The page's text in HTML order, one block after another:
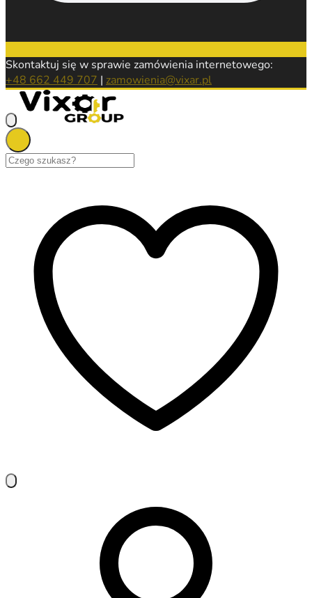
Skontaktuj się w sprawie zamówienia internetowego:
+48 662 449 707 | zamowienia@vixar.pl